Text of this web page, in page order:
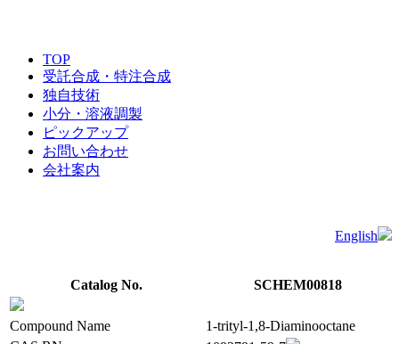
TOP
受託合成・特注合成
独自技術
小分・溶液調製
ピックアップ
お問い合わせ
会社案内
English
Catalog No. SCHEM00818
Compound Name
1-trityl-1,8-Diaminooctane